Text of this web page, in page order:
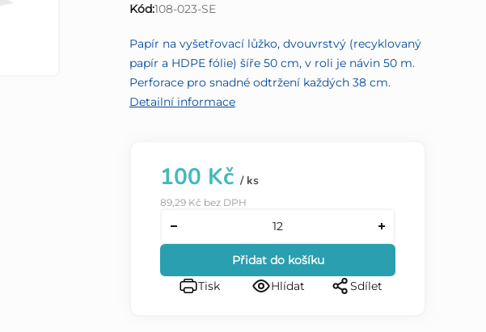
0,0
hvězdiček.
Kód:108-023-SE
Papír na vyšetřovací lůžko, dvouvrstvý (recyklovaný
papír a HDPE fólie) šíře 50 cm, v roli je návin 50 m.
Perforace pro snadné odtržení každých 38 cm.
Detailní informace
100 Kč / ks
89,29 Kč bez DPH
Přidat do košíku
Tisk
Hlídat Sdílet